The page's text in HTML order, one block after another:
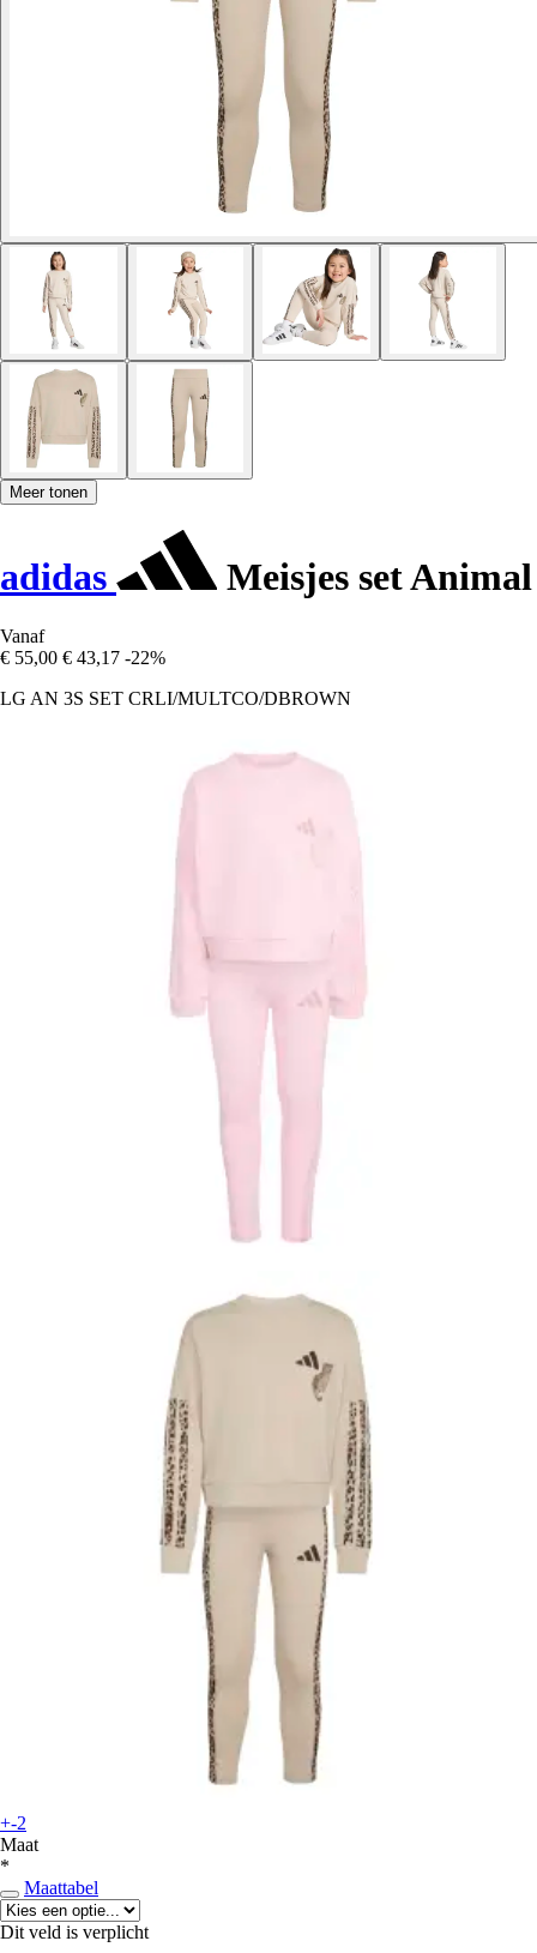
Meer tonen
adidas Meisjes set Animal
Vanaf
€ 55,00 € 43,17 -22%
LG AN 3S SET CRLI/MULTCO/DBROWN
+-2
Maat
*
Maattabel
Dit veld is verplicht